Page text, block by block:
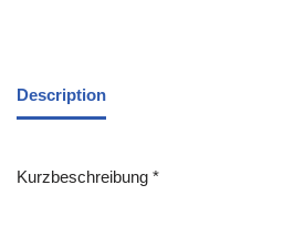
Description
Kurzbeschreibung *